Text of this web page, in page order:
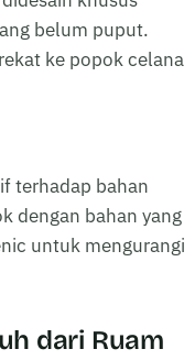
belum puput.
ke popok celana
terhadap bahan
dengan bahan yang
untuk mengurangi
dari Ruam